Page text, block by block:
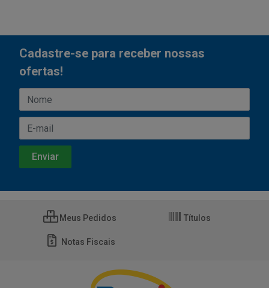
Cadastre-se para receber nossas
ofertas!
Meus Pedidos Títulos
Notas Fiscais